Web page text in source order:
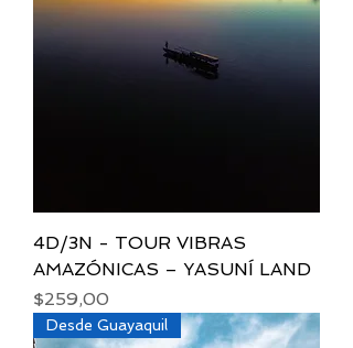
4D/3N - TOUR VIBRAS
AMAZÓNICAS – YASUNÍ LAND
Precio
$259,00
Desde Guayaquil